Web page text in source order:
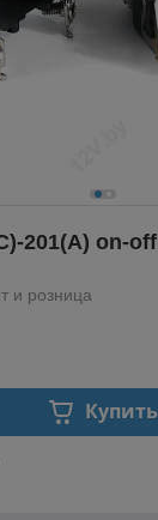
201(A) on-off
и розница
Купить